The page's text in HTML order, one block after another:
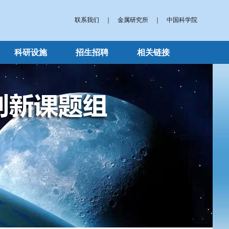
联系我们 金属研究所 中国科学院
科研设施 招生招聘 相关链接